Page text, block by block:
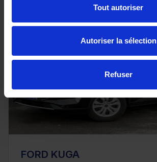
Tout autoriser
Autoriser la sélection
Refuser
FORD KUGA